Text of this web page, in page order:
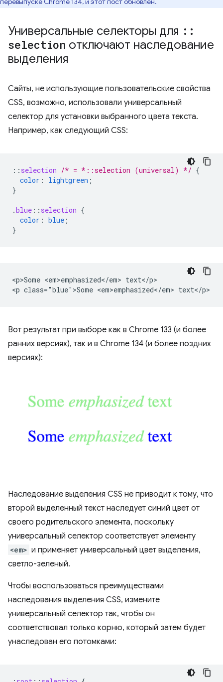
Универсальные селекторы для ::
selection отключают наследование
выделения
Сайты, не использующие пользовательские свойства
CSS, возможно, использовали универсальный
селектор для установки выбранного цвета текста.
Например, как следующий CSS:
:: selection /* = *::selection (universal) */ {
color : lightgreen ;
}
.blue :: selection {
color : blue ;
}
<p>Some <em>emphasized</em> text</p>
Вот результат при выборе как в Chrome 133 (и более
ранних версиях), так и в Chrome 134 (и более поздних
версиях):
Наследование выделения CSS не приводит к тому, что
второй выделенный текст наследует синий цвет от
своего родительского элемента, поскольку
универсальный селектор соответствует элементу
<em> и применяет универсальный цвет выделения,
светло-зеленый.
Чтобы воспользоваться преимуществами
наследования выделения CSS, измените
универсальный селектор так, чтобы он
соответствовал только корню, который затем будет
унаследован его потомками: